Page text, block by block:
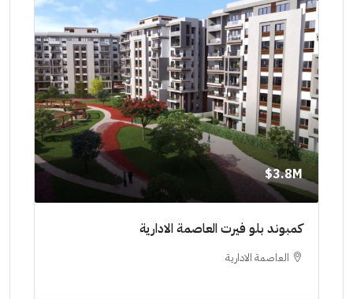
3.8M$
كمبوند بلو فيرت العاصمة الادارية
العاصمة الادارية